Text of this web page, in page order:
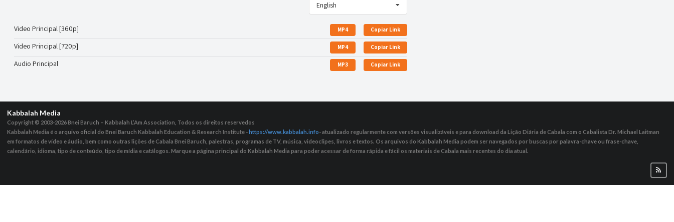
English
Video Principal [360p] MP4 Copiar Link
Video Principal [720p] MP4 Copiar Link
Audio Principal MP3 Copiar Link
Kabbalah Media
Copyright © 2003-2026Bnei Baruch – Kabbalah L’Am Association, Todos os direitos reservedos
Kabbalah Media é o arquivo oficial do Bnei Baruch Kabbalah Education & Research Institute -https://www.kabbalah.info- atualizado regularmente com versões visualizáveis ​​e para download da Lição Diária de Cabala com o Cabalista Dr. Michael Laitman
em formatos de vídeo e áudio, bem como outras lições de Cabala Bnei Baruch, palestras, programas de TV, música, videoclipes, livros e textos. Os arquivos do Kabbalah Media podem ser navegados por buscas por palavra-chave ou frase-chave,
calendário, idioma, tipo de conteúdo, tipo de mídia e catálogos. Marque a página principal do Kabbalah Media para poder acessar de forma rápida e fácil os materiais de Cabala mais recentes do dia atual.